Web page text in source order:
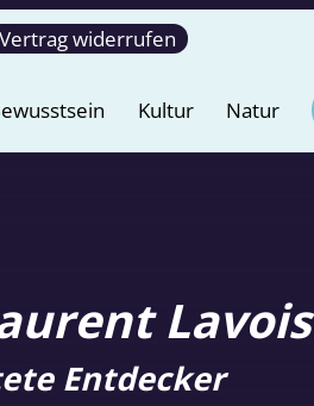
Vertrag widerrufen
Kultur Natur
Entdecker